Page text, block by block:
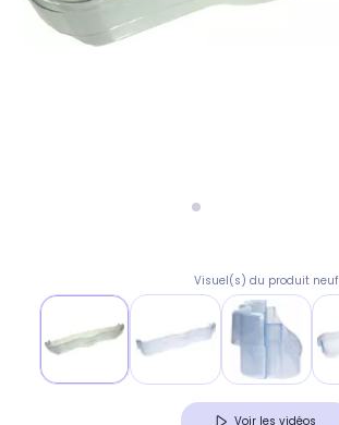
Visuel(s) du produit neuf
Voir les vidéos